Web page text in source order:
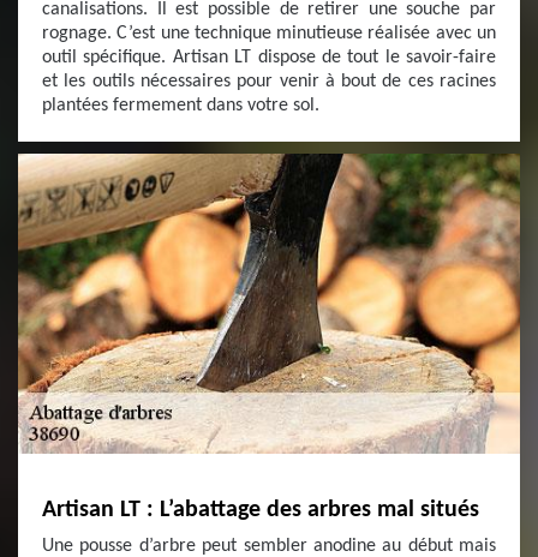
canalisations. Il est possible de retirer une souche par
rognage. C’est une technique minutieuse réalisée avec un
outil spécifique. Artisan LT dispose de tout le savoir-faire
et les outils nécessaires pour venir à bout de ces racines
plantées fermement dans votre sol.
Artisan LT : L’abattage des arbres mal situés
Une pousse d’arbre peut sembler anodine au début mais